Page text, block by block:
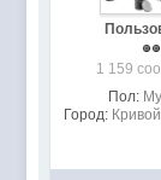
1 159
Пол:
Город: